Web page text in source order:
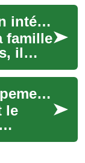
et
Ménage à domicile : un intérieur propre sans effort
famille
il
une
Économisez sur l'équipement de cuisine : meilleures offres
le
peut